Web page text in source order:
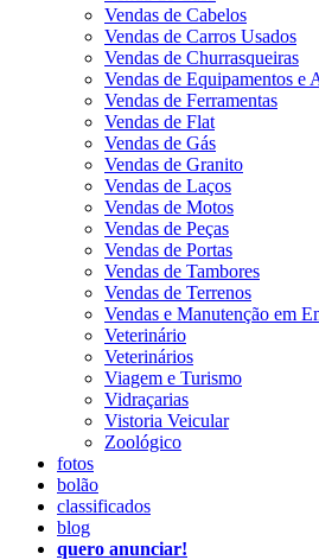
Vendas de Cabelos
Vendas de Carros Usados
Vendas de Churrasqueiras
Vendas de Equipamentos e
Vendas de Ferramentas
Vendas de Flat
Vendas de Gás
Vendas de Granito
Vendas de Laços
Vendas de Motos
Vendas de Peças
Vendas de Portas
Vendas de Tambores
Vendas de Terrenos
Vendas e Manutenção em
Veterinário
Veterinários
Viagem e Turismo
Vidraçarias
Vistoria Veicular
Zoológico
fotos
bolão
classificados
blog
quero anunciar!